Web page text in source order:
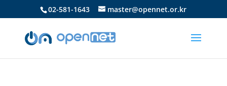
02-581-1643 master@opennet.or.kr